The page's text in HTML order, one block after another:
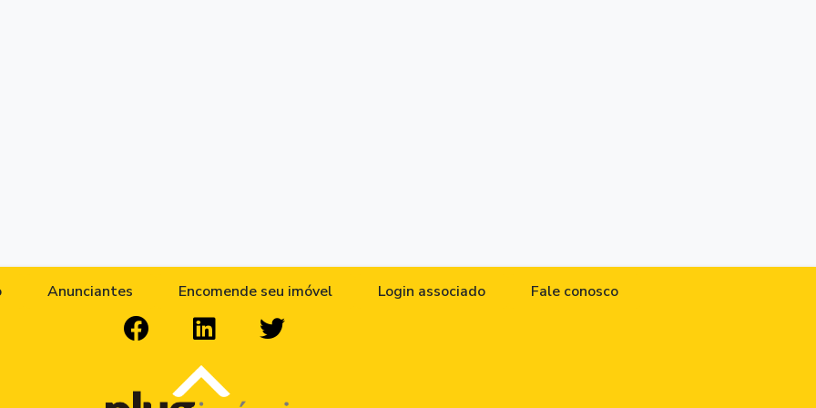
Anunciantes Encomende seu imóvel Login associado Fale conosco